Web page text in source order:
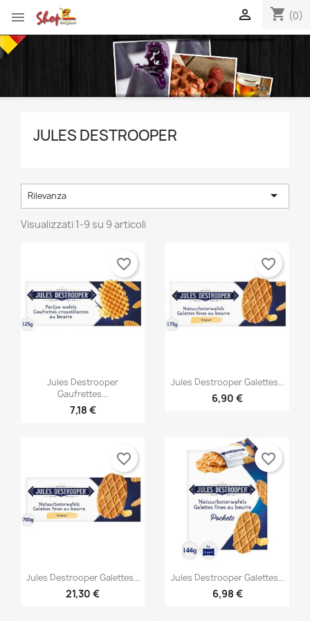
 shopping_cart (0)

JULES DESTROOPER
Rilevanza 
Visualizzati 1-9 su 9 articoli
Anteprima
Jules Destrooper
Gaufrettes...
7,18 €
favorite_border
Anteprima
Jules Destrooper Galettes...
6,90 €
favorite_border
Anteprima
Jules Destrooper Galettes...
21,30 €
favorite_border
Anteprima
Jules Destrooper Galettes...
6,98 €
favorite_border